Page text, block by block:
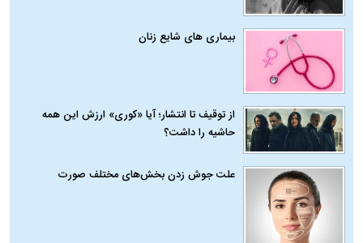
بیماری‌ های شایع زنان
از توقیف تا انتشار؛ آیا «کوری» ارزش این همه
حاشیه را داشت؟
علت جوش زدن بخش‌های مختلف صورت